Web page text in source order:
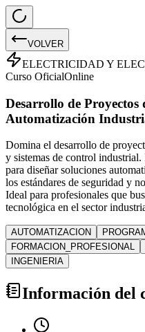
VOLVER
ELECTRICIDAD Y
Curso OficialOnline
Desarrollo de Proyectos
Automatización
Domina el desarrollo de
y sistemas de control
para diseñar soluciones
los estándares de seguridad y
Ideal para profesionales que
tecnológica en el sector
AUTOMATIZACION
FORMACION_PROFESIONAL
INGENIERIA
Información del